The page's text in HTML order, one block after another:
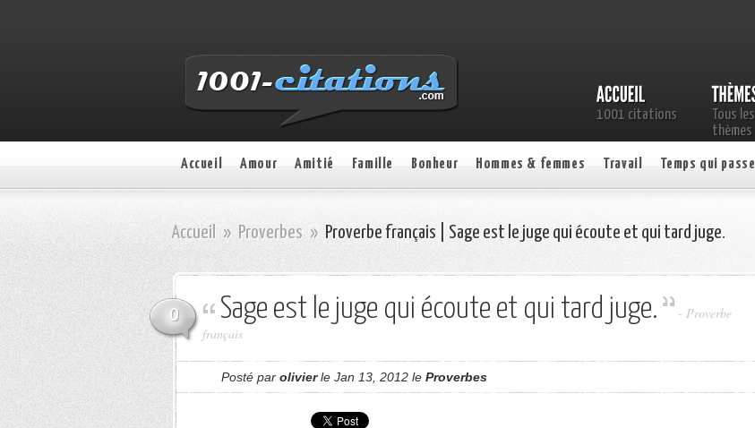
1001 citations
Tous les
thèmes
Accueil Amour Amitié Famille Bonheur Hommes & femmes Travail Temps qui passe
Accueil » Proverbes » Proverbe français | Sage est le juge qui écoute et qui tard juge.
0 Sage est le juge qui écoute et qui tard juge.
- Proverbe
français
Posté par olivierle Jan 13, 2012 le Proverbes